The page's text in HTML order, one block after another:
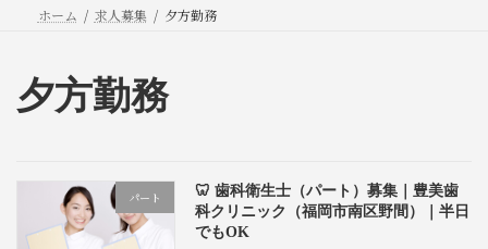
ホーム 求人募集 夕方勤務
夕方勤務
パート
🦷 歯科衛生士（パート）募集｜豊美歯
科クリニック（福岡市南区野間）｜半日
でもOK